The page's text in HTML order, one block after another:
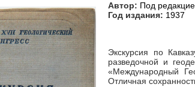
Автор: Под
Год издания: 1937
Экскурсия по
разведочной и
«Международный
Отличная